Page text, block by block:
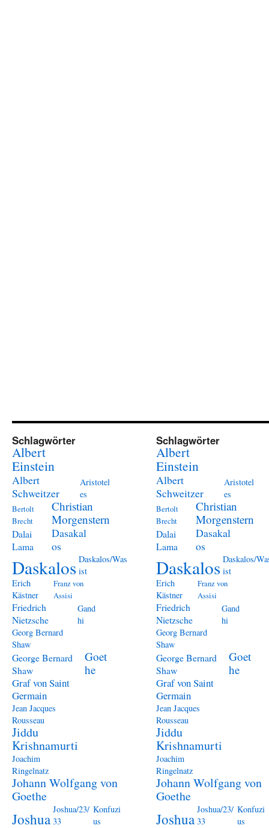
Schlagwörter
Albert
Einstein
Albert
Schweitzer
Aristotel
es
Bertolt
Brecht
Christian
Morgenstern
Dalai
Lama
Dasakal
os
Daskalos Daskalos/Was
ist
Erich
Kästner
Franz von
Assisi
Friedrich
Nietzsche
Gand
hi
Georg Bernard
Shaw
George Bernard
Shaw
Goet
he
Graf von Saint
Germain
Jean Jacques
Rousseau
Jiddu
Krishnamurti
Joachim
Ringelnatz
Johann Wolfgang von
Goethe
Joshua
Joshua/23/
33
Konfuzi
us
Schlagwörter
Albert
Einstein
Albert
Schweitzer
Aristotel
es
Bertolt
Brecht
Christian
Morgenstern
Dalai
Lama
Dasakal
os
Daskalos Daskalos/
ist
Erich
Kästner
Franz von
Assisi
Friedrich
Nietzsche
Gand
hi
Georg Bernard
Shaw
George Bernard
Shaw
Goet
he
Graf von Saint
Germain
Jean Jacques
Rousseau
Jiddu
Krishnamurti
Joachim
Ringelnatz
Johann Wolfgang von
Goethe
Joshua
Joshua/23/
33
Konfuzi
us